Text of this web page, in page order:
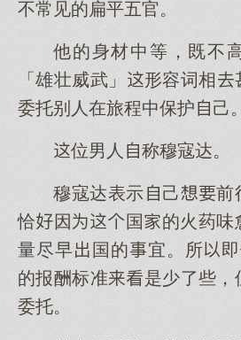
不常见的扁平五官。
他的身材中等，既不
「雄壮威武」形容词相
委托别人在旅程中保护己。
位男人称穆寇达。
穆寇达表示己
恰因国的火药味
量尽早国的宜。所
的报酬标准是少了些
委托。